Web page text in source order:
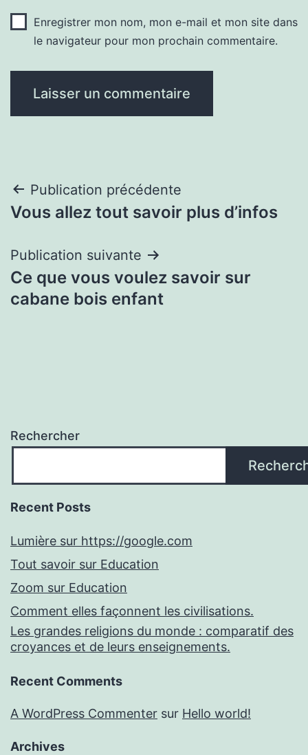
Enregistrer mon nom, mon e-mail et mon site dans
le navigateur pour mon prochain commentaire.
Navigation
de
l’article
Publication précédente
Vous allez tout savoir plus d’infos
Publication suivante
Ce que vous voulez savoir sur
cabane bois enfant
Rechercher
Recent Posts
Lumière sur https://google.com
Tout savoir sur Education
Zoom sur Education
Comment elles façonnent les civilisations.
Les grandes religions du monde : comparatif des
croyances et de leurs enseignements.
Recent Comments
A WordPress Commenter sur Hello world!
Archives